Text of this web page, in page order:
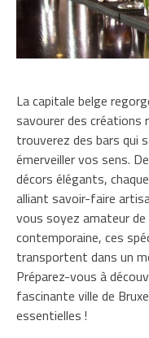
La capitale belge
savourer des
trouverez des bars qui
émerveiller vos sens.
décors élégants,
alliant savoir-faire
vous soyez amateur
contemporaine, ces
transportent dans un
Préparez-vous à
fascinante ville de
essentielles !